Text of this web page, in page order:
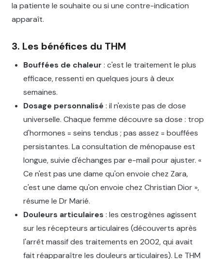
la patiente le souhaite ou si une contre-indication
apparaît.
3. Les bénéfices du THM
Bouffées de chaleur : c'est le traitement le plus
efficace, ressenti en quelques jours à deux
semaines.
Dosage personnalisé : il n'existe pas de dose
universelle. Chaque femme découvre sa dose : trop
d'hormones = seins tendus ; pas assez = bouffées
persistantes. La consultation de ménopause est
longue, suivie d'échanges par e-mail pour ajuster. «
Ce n'est pas une dame qu'on envoie chez Zara,
c'est une dame qu'on envoie chez Christian Dior »,
résume le Dr Marié.
Douleurs articulaires : les œstrogènes agissent
sur les récepteurs articulaires (découverts après
l'arrêt massif des traitements en 2002, qui avait
fait réapparaître les douleurs articulaires). Le THM